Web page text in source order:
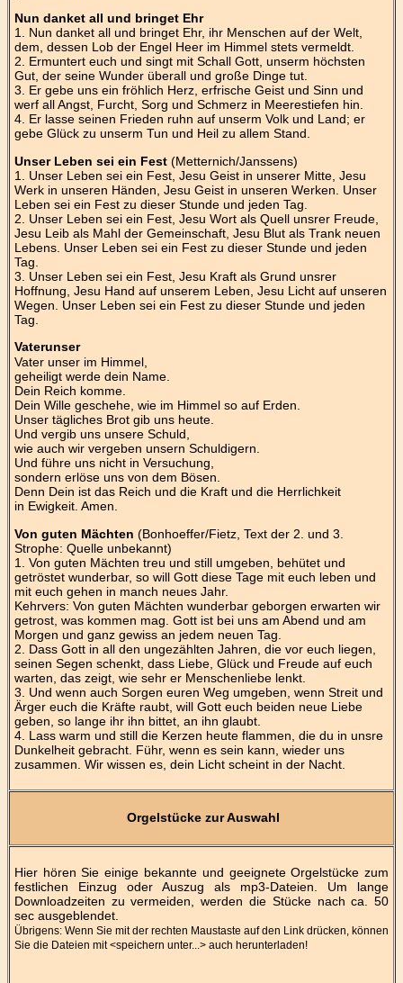
Nun danket all und bringet Ehr
1. Nun danket all und bringet Ehr, ihr Menschen auf der Welt,
dem, dessen Lob der Engel Heer im Himmel stets vermeldt.
2. Ermuntert euch und singt mit Schall Gott, unserm höchsten
Gut, der seine Wunder überall und große Dinge tut.
3. Er gebe uns ein fröhlich Herz, erfrische Geist und Sinn und
werf all Angst, Furcht, Sorg und Schmerz in Meerestiefen hin.
4. Er lasse seinen Frieden ruhn auf unserm Volk und Land; er
gebe Glück zu unserm Tun und Heil zu allem Stand.
Unser Leben sei ein Fest(Metternich/Janssens)
1. Unser Leben sei ein Fest, Jesu Geist in unserer Mitte, Jesu
Werk in unseren Händen, Jesu Geist in unseren Werken. Unser
Leben sei ein Fest zu dieser Stunde und jeden Tag.
2. Unser Leben sei ein Fest, Jesu Wort als Quell unsrer Freude,
Jesu Leib als Mahl der Gemeinschaft, Jesu Blut als Trank neuen
Lebens. Unser Leben sei ein Fest zu dieser Stunde und jeden
Tag.
3. Unser Leben sei ein Fest, Jesu Kraft als Grund unsrer
Hoffnung, Jesu Hand auf unserem Leben, Jesu Licht auf unseren
Wegen. Unser Leben sei ein Fest zu dieser Stunde und jeden
Tag.
Vaterunser
Vater unser im Himmel,
geheiligt werde dein Name.
Dein Reich komme.
Dein Wille geschehe, wie im Himmel so auf Erden.
Unser tägliches Brot gib uns heute.
Und vergib uns unsere Schuld,
wie auch wir vergeben unsern Schuldigern.
Und führe uns nicht in Versuchung,
sondern erlöse uns von dem Bösen.
Denn Dein ist das Reich und die Kraft und die Herrlichkeit
in Ewigkeit. Amen.
Von guten Mächten (Bonhoeffer/Fietz, Text der 2. und 3.
Strophe: Quelle unbekannt)
1. Von guten Mächten treu und still umgeben, behütet und
getröstet wunderbar, so will Gott diese Tage mit euch leben und
mit euch gehen in manch neues Jahr.
Kehrvers: Von guten Mächten wunderbar geborgen erwarten wir
getrost, was kommen mag. Gott ist bei uns am Abend und am
Morgen und ganz gewiss an jedem neuen Tag.
2. Dass Gott in all den ungezählten Jahren, die vor euch liegen,
seinen Segen schenkt, dass Liebe, Glück und Freude auf euch
warten, das zeigt, wie sehr er Menschenliebe lenkt.
3. Und wenn auch Sorgen euren Weg umgeben, wenn Streit und
Ärger euch die Kräfte raubt, will Gott euch beiden neue Liebe
geben, so lange ihr ihn bittet, an ihn glaubt.
4. Lass warm und still die Kerzen heute flammen, die du in unsre
Dunkelheit gebracht. Führ, wenn es sein kann, wieder uns
zusammen. Wir wissen es, dein Licht scheint in der Nacht.
Orgelstücke zur Auswahl
Hier hören Sie einige bekannte und geeignete Orgelstücke zum
festlichen Einzug oder Auszug als mp3-Dateien. Um lange
Downloadzeiten zu vermeiden, werden die Stücke nach ca. 50
sec ausgeblendet.
Übrigens: Wenn Sie mit der rechten Maustaste auf den Link drücken, können
Sie die Dateien mit <speichern unter...> auch herunterladen!